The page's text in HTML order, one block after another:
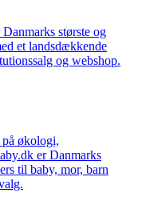
største og
et landsdækkende
og webshop.
økologi,
er Danmarks
til baby, mor, barn